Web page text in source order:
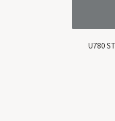
U780